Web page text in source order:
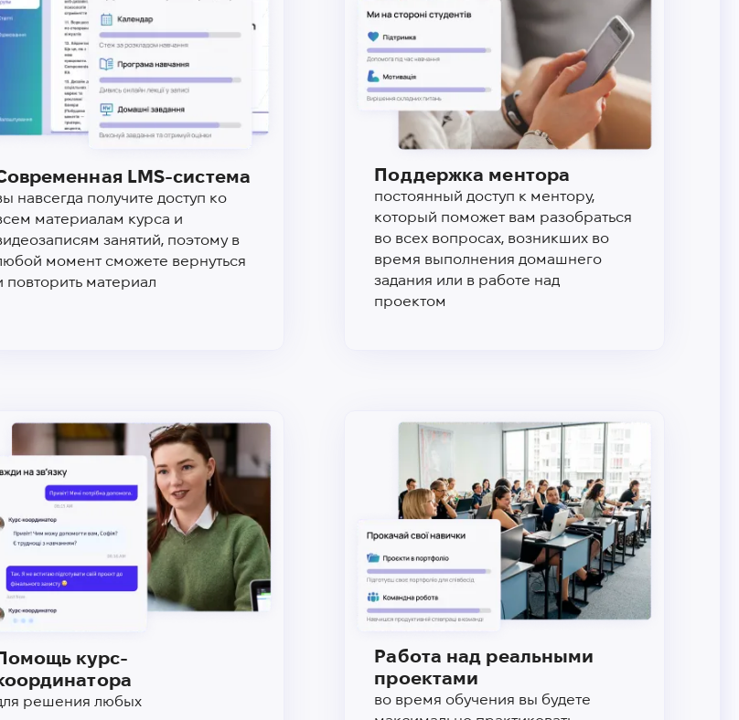
LMS-система
навсегда получите доступ ко
материалам курса и
занятий, поэтому в
момент сможете вернуться
повторить материал
Поддержка ментора
постоянный доступ к ментору,
который поможет вам разобраться
во всех вопросах, возникших во
время выполнения домашнего
задания или в работе над
проектом
курс-
решения любых
Работа над реальными
проектами
во время обучения вы будете